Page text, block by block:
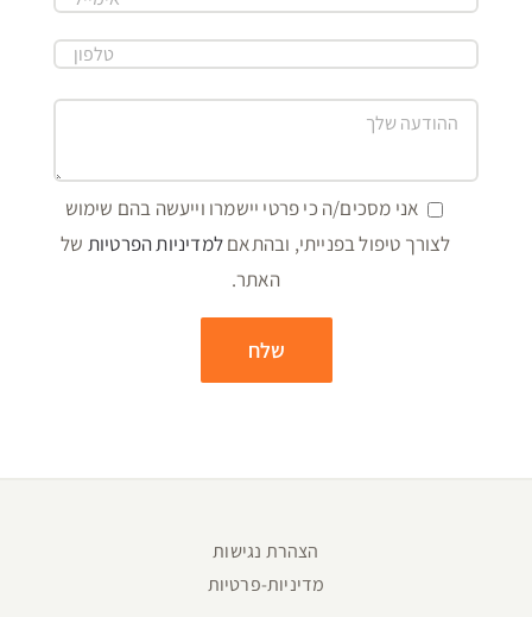
אני מסכים/ה כי פרטי יישמרו וייעשה בהם שימוש
לצורך טיפול בפנייתי, ובהתאםלמדיניות הפרטיות של
האתר.
הצהרת נגישות
מדיניות-פרטיות